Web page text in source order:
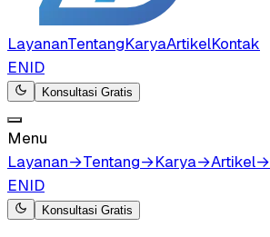
LayananTentangKaryaArtikelKontak
ENID
Konsultasi Gratis
Menu
Layanan→Tentang→Karya→Artikel→
ENID
Konsultasi Gratis